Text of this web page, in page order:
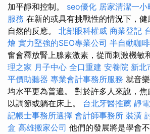
加平靜和控制。 seo優化 居家清潔一
服務 在新的或具有挑戰性的情況下，
自然的反應。 北部眼科權威 商業登記
燴 實力堅強的SEO專業公司 半自動咖
奮會釋放腎上腺素激素，從而刺激機敏
理之家 月子中心 全口重建 安養院 新北
平價助聽器 專業會計事務所服務 就音
均水平更為普遍。 對於許多人來說，
以調節或躺在床上。 台北牙醫推薦 靜
記帳士事務所選擇 會計師事務所 裝潢
盒 高雄搬家公司 他們的發展將是學會